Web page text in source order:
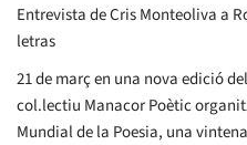
Entrevista de Cris Monteoliva a
letras
21 de març en una nova edició
col.lectiu Manacor Poètic
Mundial de la Poesia, una